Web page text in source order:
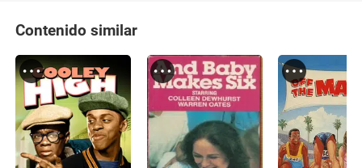
Contenido similar